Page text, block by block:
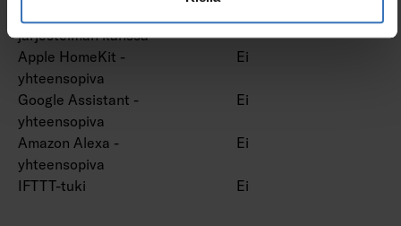
järjestelmän kanssa
Apple HomeKit -
yhteensopiva
Ei
Google Assistant -
yhteensopiva
Ei
Amazon Alexa -
yhteensopiva
Ei
IFTTT-tuki Ei